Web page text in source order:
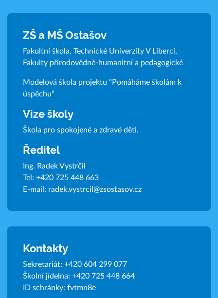
ZŠ a MŠ Ostašov
Fakultní škola, Technické Univerzity V Liberci,
Fakulty přírodovědně-humanitní a pedagogické
Modelová škola projektu "Pomáháme školám k
úspěchu"
Vize školy
Škola pro spokojené a zdravé děti.
Ředitel
Ing. Radek Vystrčil
Tel: +420 725 448 663
E-mail: radek.vystrcil@zsostasov.cz
Kontakty
Sekretariát: +420 604 299 077
Školní jídelna: +420 725 448 664
ID schránky: fvtmn8e